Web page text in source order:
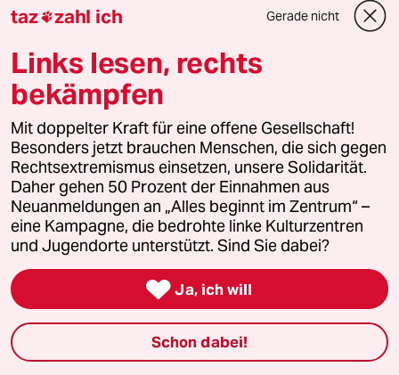
16.12.2017
Die Autorin beschrieb lediglich einen
in unserer Kultur ungewöhnlichen
Ablauf dessen, was als Sex zwischen
Frau und Mann gilt. Sie schildert, als
wie erfüllend sie ihn erlebte.
Guter Sex ist eine Kunst, aber nicht
jeder Mensch ein Künstler. Es ist wie
beim Essen, da gibt es auch etwas
für jeden Geschmack. Manche
Küche, andere möchten Fastfood.
Wenn Menschen eine
zwischenmenschliche sexuelle
Beziehung eingehen, unabhängig
davon ob die wenige Minuten oder
taz zahl ich Gerade nicht
Links lesen, rechts
bekämpfen
Mit doppelter Kraft für eine offene Gesellschaft!
Besonders jetzt brauchen Menschen, die sich gegen
Rechtsextremismus einsetzen, unsere Solidarität.
Daher gehen 50 Prozent der Einnahmen aus
Neuanmeldungen an „Alles beginnt im Zentrum“ –
eine Kampagne, die bedrohte linke Kulturzentren
und Jugendorte unterstützt. Sind Sie dabei?
 Ja, ich will
Schon dabei!